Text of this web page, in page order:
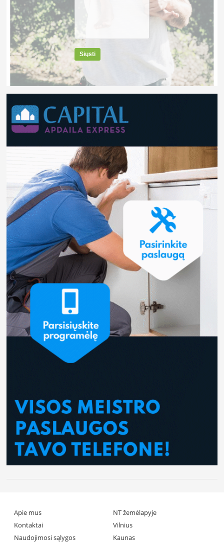
Siųsti
Apie mus
Kontaktai
Naudojimosi sąlygos
NT žemėlapyje
Vilnius
Kaunas